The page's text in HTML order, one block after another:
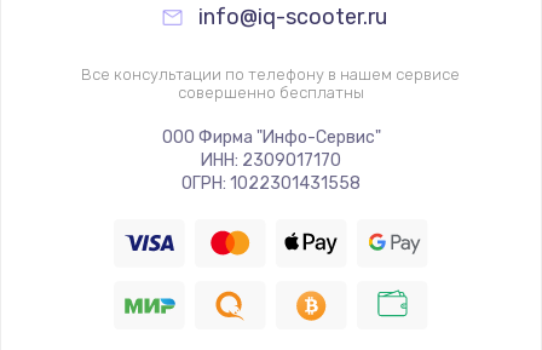
от 1060 руб.
Заказать
Восстановление данных
Заказать
Настройка ОС
info@iq-scooter.ru
Все консультации по телефону в нашем сервисе
совершенно бесплатны
ООО Фирма "Инфо-Сервис"
ИНН: 2309017170
ОГРН: 1022301431558